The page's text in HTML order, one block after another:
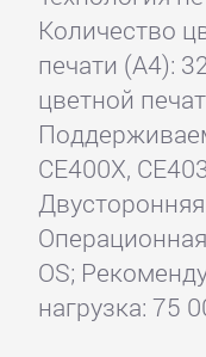
Количество
печати (А4):
цветной
CE400X,
OS;
нагрузка: 75